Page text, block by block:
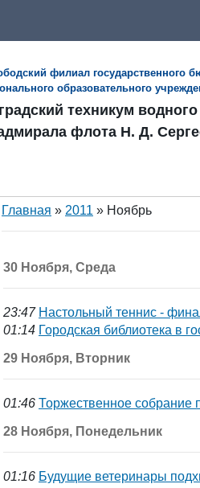
филиал государственного
образовательного
техникум
флота Н. Д.
Главная » 2011 » Ноябрь
30 Ноября, Среда
23:47 Настольный теннис -
01:14 Городская библиотека в
29 Ноября, Вторник
01:46 Торжественное собрание
28 Ноября, Понедельник
01:16 Будущие ветеринары